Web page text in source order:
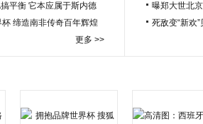
平衡 它本应属于斯内德
缔造南非传奇百年辉煌
更多 >>
曝郑大世北
死敌变“新欢